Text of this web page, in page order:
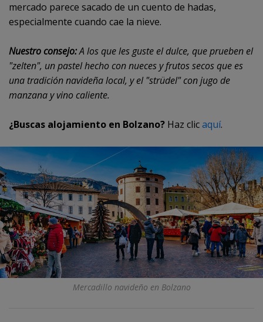
mercado parece sacado de un cuento de hadas,
especialmente cuando cae la nieve.
Nuestro consejo:A los que les guste el dulce, que prueben el
"zelten", un pastel hecho con nueces y frutos secos que es
una tradición navideña local, y el "strüdel" con jugo de
manzana y vino caliente.
¿Buscas alojamiento en Bolzano? Haz clicaquí.
Mercadillo navideño en Bolzano